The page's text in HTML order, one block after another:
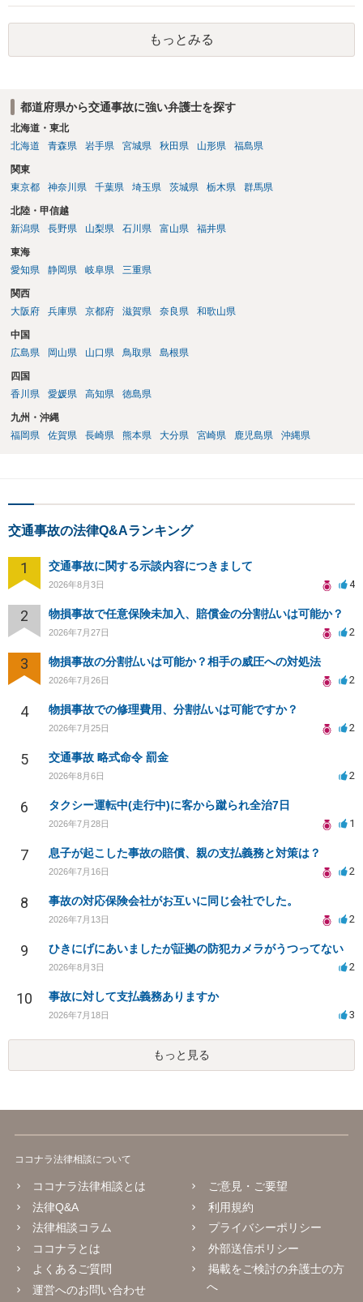
金の支払いにつき、分割払いに合意すれば、和解は可能です。 他方で
合意しなければ和解できないことになります。 今後の見通しを知る為
に、交渉の方向性につき、最寄りの法律事務所で相談だけでもされる
ことも検討ください。
もっとみる
都道府県から交通事故に強い弁護士を探す
北海道・東北
北海道
青森県 岩手県 宮城県 秋田県 山形県 福島県
関東
東京都
神奈川県 千葉県 埼玉県 茨城県 栃木県 群馬県
北陸・甲信越
新潟県
長野県 山梨県 石川県 富山県 福井県
東海
愛知県
静岡県 岐阜県 三重県
関西
大阪府
兵庫県 京都府 滋賀県 奈良県 和歌山県
中国
広島県
岡山県 山口県 鳥取県 島根県
四国
香川県
愛媛県 高知県 徳島県
九州・沖縄
福岡県
佐賀県 長崎県 熊本県 大分県 宮崎県 鹿児島県 沖縄県
交通事故の法律Q&Aランキング
1 交通事故に関する示談内容につきまして
2026年8月3日 4
2 物損事故で任意保険未加入、賠償金の分割払いは可能か？
2026年7月27日 2
3 物損事故の分割払いは可能か？相手の威圧への対処法
2026年7月26日 2
4 物損事故での修理費用、分割払いは可能ですか？
2026年7月25日 2
5 交通事故 略式命令 罰金
2026年8月6日 2
6 タクシー運転中(走行中)に客から蹴られ全治7日
2026年7月28日 1
7 息子が起こした事故の賠償、親の支払義務と対策は？
2026年7月16日 2
8 事故の対応保険会社がお互いに同じ会社でした。
2026年7月13日 2
9 ひきにげにあいましたが証拠の防犯カメラがうつってない
2026年8月3日 2
10 事故に対して支払義務ありますか
2026年7月18日 3
もっと見る
ココナラ法律相談について
ココナラ法律相談とは
法律Q&A
法律相談コラム
ココナラとは
よくあるご質問
運営へのお問い合わせ
ご意見・ご要望
利用規約
プライバシーポリシー
外部送信ポリシー
掲載をご検討の弁護士の方
へ